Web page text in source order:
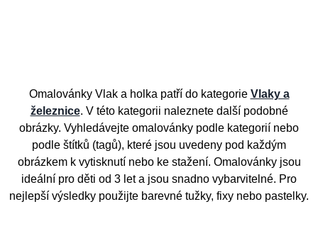
Omalovánky Vlak a holka patří do kategorie Vlaky a
železnice. V této kategorii naleznete další podobné
obrázky. Vyhledávejte omalovánky podle kategorií nebo
podle štítků (tagů), které jsou uvedeny pod každým
obrázkem k vytisknutí nebo ke stažení. Omalovánky jsou
ideální pro děti od 3 let a jsou snadno vybarvitelné. Pro
nejlepší výsledky použijte barevné tužky, fixy nebo pastelky.